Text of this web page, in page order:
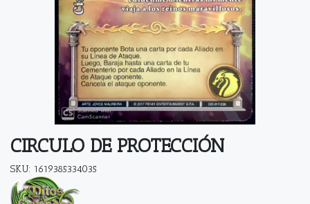
CIRCULO DE PROTECCIÓN
SKU: 1619385334035